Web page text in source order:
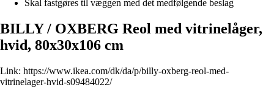
Skal fastgøres til væggen med det medfølgende beslag
BILLY / OXBERG Reol med vitrinelåger,
hvid, 80x30x106 cm
Link: https://www.ikea.com/dk/da/p/billy-oxberg-reol-med-
vitrinelager-hvid-s09484022/